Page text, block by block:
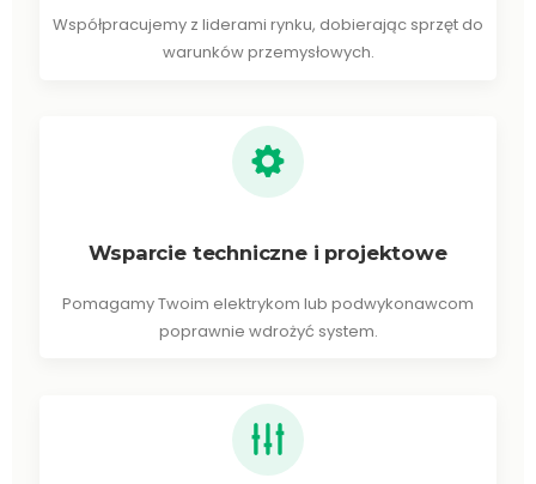
Współpracujemy z liderami rynku, dobierając sprzęt do
warunków przemysłowych.
Wsparcie techniczne i projektowe
Pomagamy Twoim elektrykom lub podwykonawcom
poprawnie wdrożyć system.